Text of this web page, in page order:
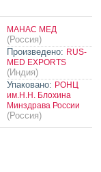
МАНАС МЕД
(Россия)
Произведено: RUS-
MED EXPORTS
(Индия)
Упаковано: РОНЦ
им.Н.Н. Блохина
Минздрава России
(Россия)